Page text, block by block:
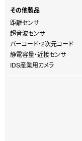
その他製品
距離センサ
超音波センサ
バーコード・2次元コード
静電容量・近接センサ
IDS産業用カメラ